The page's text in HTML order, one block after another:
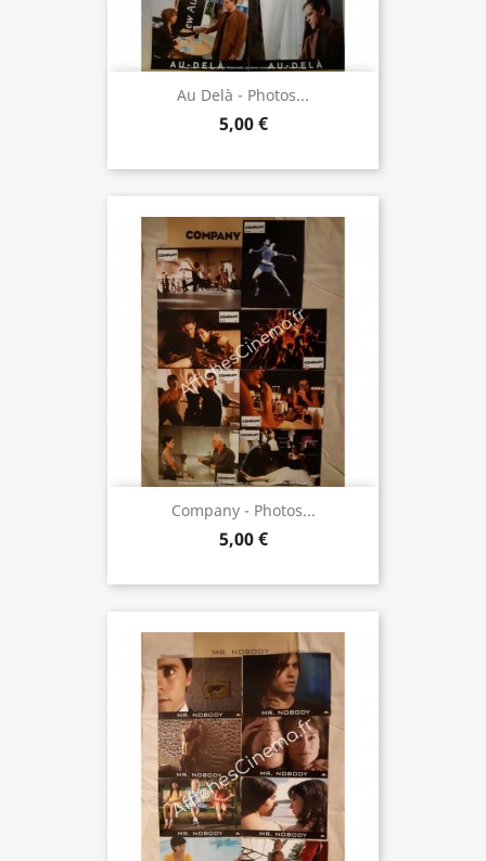
Au Delà - Photos...
5,00 €
Company - Photos...
5,00 €